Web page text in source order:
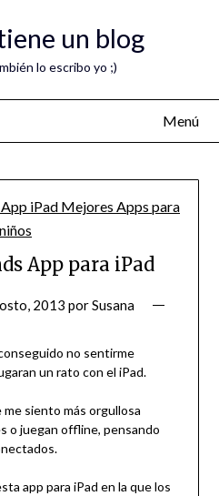
un blog
lo escribo yo ;)
Menú
App para iPad
2013 porSusana
no sentirme
un rato con el iPad.
siento más orgullosa
o juegan offline, pensando
app para iPad en la que los